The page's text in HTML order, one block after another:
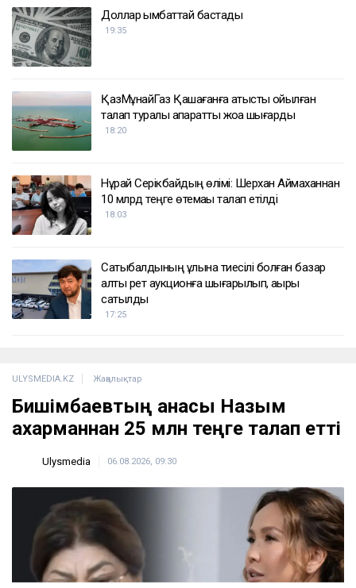
Доллар қымбаттай бастады
19:35
ҚазМұнайГаз Қашағанға қатысты қойылған
талап туралы ақпаратты жоққа шығарды
18:20
Нұрай Серікбайдың өлімі: Шерхан Аймаханнан
10 млрд теңге өтемақы талап етілді
18:03
Сатыбалдының ұлына тиесілі болған базар
алты рет аукционға шығарылып, ақыры
сатылды
17:25
ULYSMEDIA.KZ Жаңалықтар
Бишімбаевтың анасы Назым
Қахарманнан 25 млн теңге талап етті
Ulysmedia 06.08.2026, 09:30